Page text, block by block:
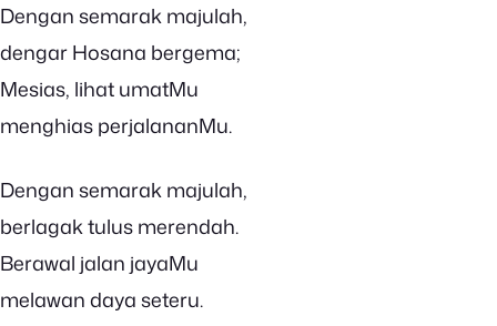
Dengan semarak majulah,
dengar Hosana bergema;
Mesias, lihat umatMu
menghias perjalananMu.
Dengan semarak majulah,
berlagak tulus merendah.
Berawal jalan jayaMu
melawan daya seteru.